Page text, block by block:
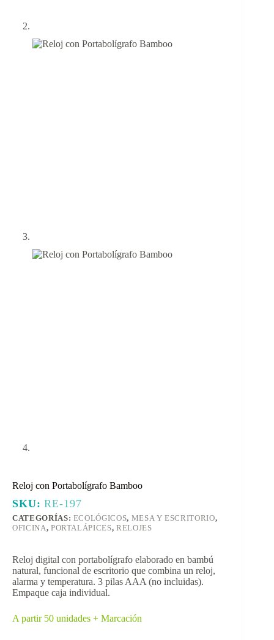
Reloj con Portabolígrafo Bamboo
SKU:RE-197
CATEGORÍAS: ECOLÓGICOS, MESA Y ESCRITORIO,
OFICINA, PORTALÁPICES, RELOJES
Reloj digital con portabolígrafo elaborado en bambú
natural, funcional de escritorio que combina un reloj,
alarma y temperatura. 3 pilas AAA (no incluidas).
Empaque caja individual.
A partir 50 unidades + Marcación